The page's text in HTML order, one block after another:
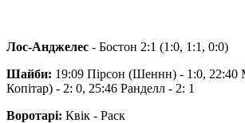
Лос-Анджелес - Бостон 2:1 (1:0, 1:1, 0:0)
Шайби: 19:09 Пірсон (Шеннн) - 1:0, 22:40
Копітар) - 2: 0, 25:46 Ранделл - 2: 1
Воротарі: Квік - Раск